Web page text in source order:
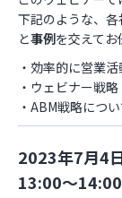
下記のような、
と事例を交えてお
・効率的に営業
・ウェビナー戦略
・ABM戦略につ
2023年7月4
13:00～14:00